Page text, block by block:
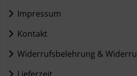
Impressum
Kontakt
Widerrufsbelehrung &